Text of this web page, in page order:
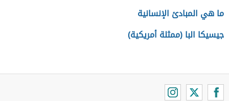
ما هي المبادئ الإنسانية
جيسيكا البا (ممثلة أمريكية)